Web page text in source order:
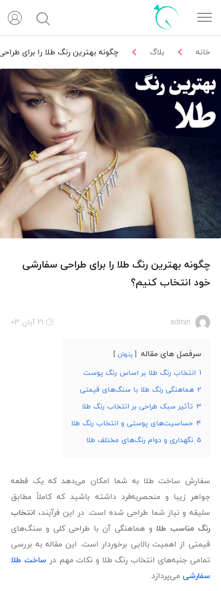
خانه بلاگ چگونه بهترین رنگ طلا را برای
چگونه بهترین رنگ طلا را برای طراحی سفارشی
خود انتخاب کنیم؟
admin 21 آبان 03
سرفصل های مقاله پنهان
1 انتخاب رنگ طلا بر اساس رنگ پوست
2 هماهنگی رنگ طلا با سنگ‌های قیمتی
3 تأثیر سبک طراحی بر انتخاب رنگ طلا
4 حساسیت‌های پوستی و انتخاب رنگ طلا
5 نگهداری و دوام رنگ‌های مختلف طلا
سفارش ساخت طلا به شما امکان می‌دهد که یک قطعه
جواهر زیبا و منحصربه‌فرد داشته باشید که کاملاً مطابق
سلیقه و نیاز شما طراحی شده است. در این فرآیند، انتخاب
رنگ مناسب طلا و هماهنگی آن با طراحی کلی و سنگ‌های
قیمتی از اهمیت بالایی برخوردار است. این مقاله به بررسی
تمامی جنبه‌های انتخاب رنگ طلا و نکات مهم در ساخت طلا
سفارشی می‌پردازد.